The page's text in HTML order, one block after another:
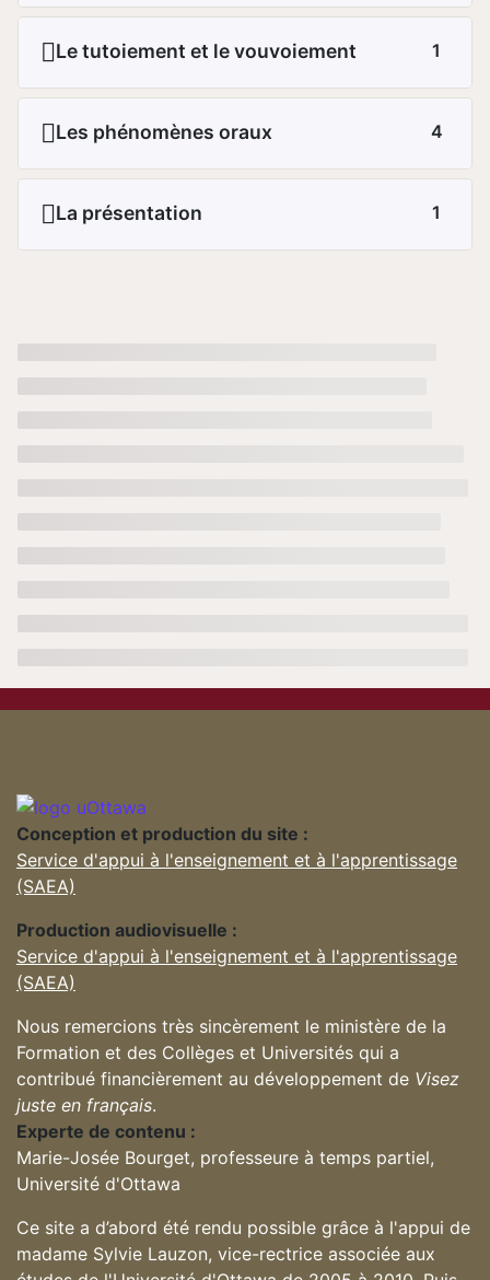
Le tutoiement et le vouvoiement 1
Les phénomènes oraux 4
La présentation 1
Conception et production du site :
Service d'appui à l'enseignement et à l'apprentissage
(SAEA)
Production audiovisuelle :
Service d'appui à l'enseignement et à l'apprentissage
(SAEA)
Nous remercions très sincèrement le ministère de la
Formation et des Collèges et Universités qui a
contribué financièrement au développement de Visez
juste en français.
Experte de contenu :
Marie-Josée Bourget, professeure à temps partiel,
Université d'Ottawa
Ce site a d’abord été rendu possible grâce à l'appui de
madame Sylvie Lauzon, vice-rectrice associée aux